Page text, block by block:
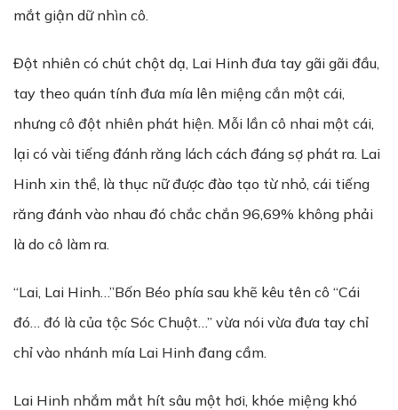
mắt giận dữ nhìn cô.
Đột nhiên có chút chột dạ, Lai Hinh đưa tay gãi gãi đầu,
tay theo quán tính đưa mía lên miệng cắn một cái,
nhưng cô đột nhiên phát hiện. Mỗi lần cô nhai một cái,
lại có vài tiếng đánh răng lách cách đáng sợ phát ra. Lai
Hinh xin thề, là thục nữ được đào tạo từ nhỏ, cái tiếng
răng đánh vào nhau đó chắc chắn 96,69% không phải
là do cô làm ra.
“Lai, Lai Hinh…”Bốn Béo phía sau khẽ kêu tên cô “Cái
đó… đó là của tộc Sóc Chuột…” vừa nói vừa đưa tay chỉ
chỉ vào nhánh mía Lai Hinh đang cầm.
Lai Hinh nhắm mắt hít sâu một hơi, khóe miệng khó